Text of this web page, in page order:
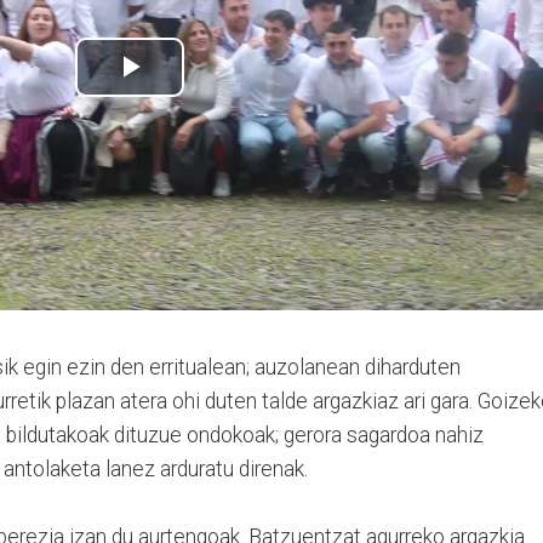
egin ezin den erritualean; auzolanean diharduten
plazan atera ohi duten talde argazkiaz ari gara.
dituzue ondokoak; gerora sagardoa nahiz
lanez arduratu direnak.
izan du aurtengoak. Batzuentzat agurreko argazkia